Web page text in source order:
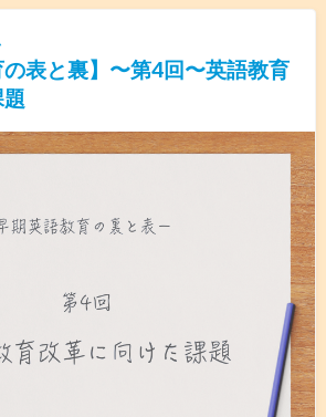
の表と裏】〜第4回〜英語教育